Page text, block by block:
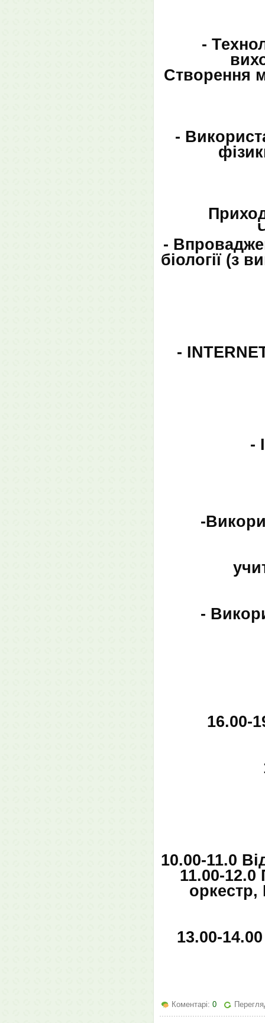
-
Створення
-
-
біології (з
-
-
-
-
16.00-
10.00-11.0
11.00-12.0
оркестр,
13.00-
Коментарі: 0